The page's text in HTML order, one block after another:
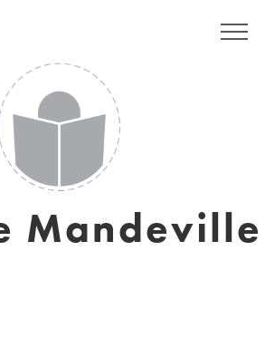
Mandeville